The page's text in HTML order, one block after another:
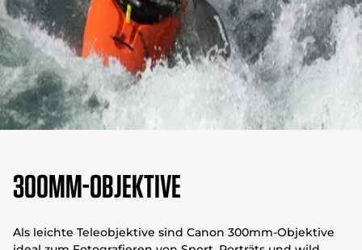
300mm-Objektive
Als leichte Teleobjektive sind Canon 300mm-Objektive